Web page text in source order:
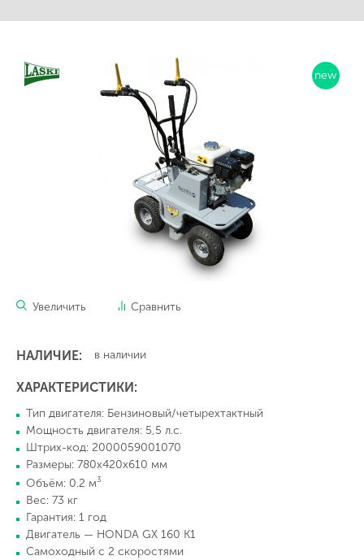
new
Увеличить Сравнить
НАЛИЧИЕ: в наличии
ХАРАКТЕРИСТИКИ:
Тип двигателя: Бензиновый/четырехтактный
Мощность двигателя: 5,5 л.с.
Штрих-код: 2000059001070
Размеры: 780х420х610 мм
Объём: 0.2 м3
Вес: 73 кг
Гарантия: 1 год
Двигатель — HONDA GX 160 K1
Самоходный с 2 скоростями